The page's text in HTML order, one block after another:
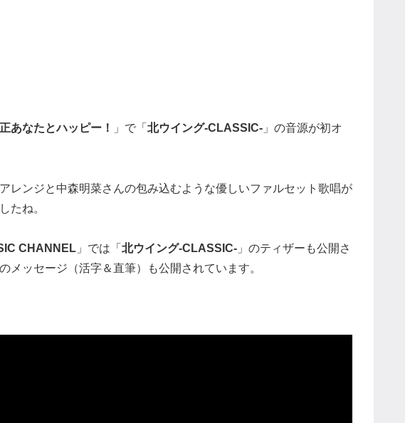
あなたとハッピー！ 」で「 北ウイング-CLASSIC- 」の音源が初オ
レンジと中森明菜さんの包み込むような優しいファルセット歌唱が
たね。
CHANNEL 」では「 北ウイング-CLASSIC- 」のティザーも公開さ
メッセージ（活字＆直筆）も公開されています。